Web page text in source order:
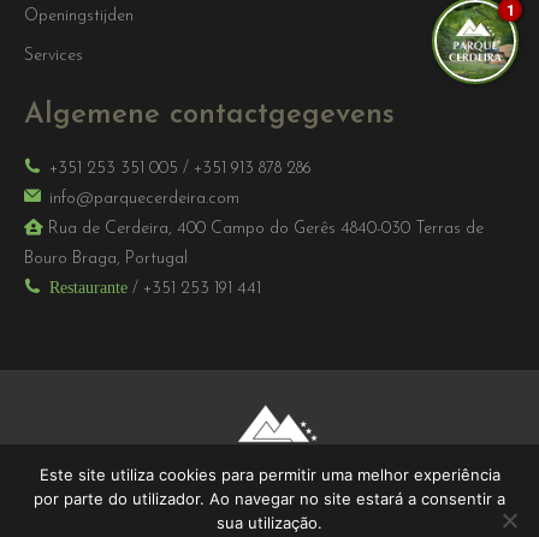
Openingstijden
Services
Algemene contactgegevens
+351 253 351 005 / +351 913 878 286
info@parquecerdeira.com
Rua de Cerdeira, 400 Campo do Gerês 4840-030 Terras de
Bouro Braga, Portugal
Restaurante / +351 253 191 441
Este site utiliza cookies para permitir uma melhor experiência
por parte do utilizador. Ao navegar no site estará a consentir a
sua utilização.
1